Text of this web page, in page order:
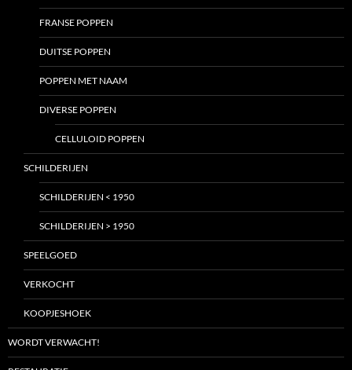
FRANSE POPPEN
DUITSE POPPEN
POPPEN MET NAAM
DIVERSE POPPEN
CELLULOID POPPEN
SCHILDERIJEN
SCHILDERIJEN < 1950
SCHILDERIJEN > 1950
SPEELGOED
VERKOCHT
KOOPJESHOEK
WORDT VERWACHT!